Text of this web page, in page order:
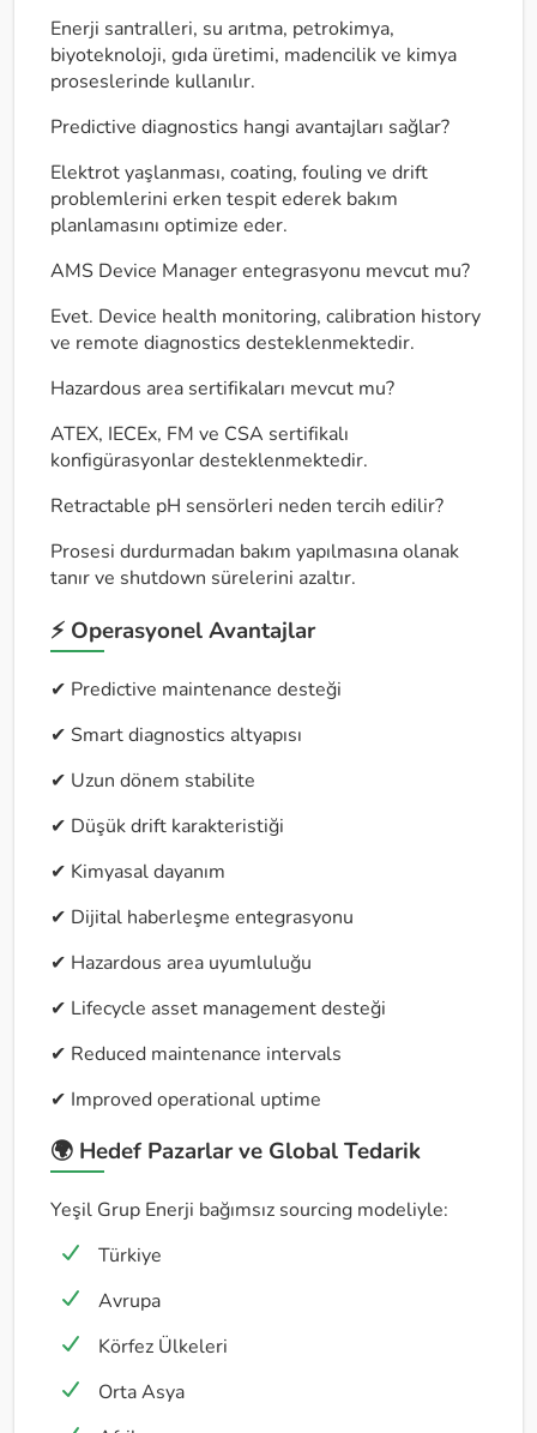
Enerji santralleri, su arıtma, petrokimya,
biyoteknoloji, gıda üretimi, madencilik ve kimya
proseslerinde kullanılır.
Predictive diagnostics hangi avantajları sağlar?
Elektrot yaşlanması, coating, fouling ve drift
problemlerini erken tespit ederek bakım
planlamasını optimize eder.
AMS Device Manager entegrasyonu mevcut mu?
Evet. Device health monitoring, calibration history
ve remote diagnostics desteklenmektedir.
Hazardous area sertifikaları mevcut mu?
ATEX, IECEx, FM ve CSA sertifikalı
konfigürasyonlar desteklenmektedir.
Retractable pH sensörleri neden tercih edilir?
Prosesi durdurmadan bakım yapılmasına olanak
tanır ve shutdown sürelerini azaltır.
⚡ Operasyonel Avantajlar
✔ Predictive maintenance desteği
✔ Smart diagnostics altyapısı
✔ Uzun dönem stabilite
✔ Düşük drift karakteristiği
✔ Kimyasal dayanım
✔ Dijital haberleşme entegrasyonu
✔ Hazardous area uyumluluğu
✔ Lifecycle asset management desteği
✔ Reduced maintenance intervals
✔ Improved operational uptime
🌍 Hedef Pazarlar ve Global Tedarik
Yeşil Grup Enerji bağımsız sourcing modeliyle:
Türkiye
Avrupa
Körfez Ülkeleri
Orta Asya